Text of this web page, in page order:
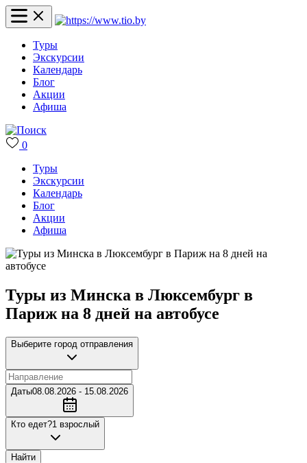
Туры
Экскурсии
Календарь
Блог
Акции
Афиша
0
Туры
Экскурсии
Календарь
Блог
Акции
Афиша
Туры из Минска в Люксембург в
Париж на 8 дней на автобусе
Выберите город отправления
Даты08.08.2026 - 15.08.2026
Кто едет?1 взрослый
Найти